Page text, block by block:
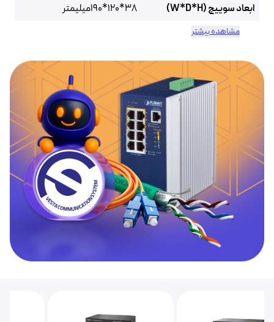
ابعاد سوییچ (W*D*H)
38*120*190میلیمتر
مشاهده بیشتر